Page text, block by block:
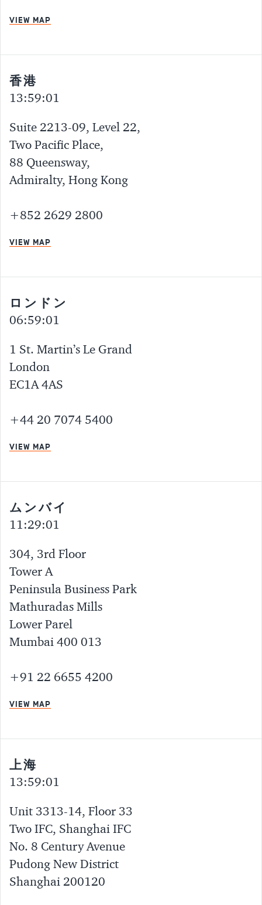
VIEW MAP
香港
13:59:01
Suite 2213-09, Level 22,
Two Pacific Place,
88 Queensway,
Admiralty, Hong Kong
+852 2629 2800
VIEW MAP
ロンドン
06:59:01
1 St. Martin’s Le Grand
London
EC1A 4AS
+44 20 7074 5400
VIEW MAP
ムンバイ
11:29:01
304, 3rd Floor
Tower A
Peninsula Business Park
Mathuradas Mills
Lower Parel
Mumbai 400 013
+91 22 6655 4200
VIEW MAP
上海
13:59:01
Unit 3313-14, Floor 33
Two IFC, Shanghai IFC
No. 8 Century Avenue
Pudong New District
Shanghai 200120